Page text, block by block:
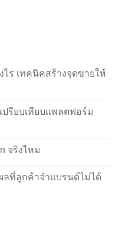
ไร เทคนิคสร้างจุดขายให้
รียบเทียบแพลตฟอร์ม
จริงไหม
ลที่ลูกค้าจำแบรนด์ไม่ได้